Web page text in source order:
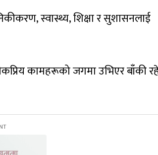
स्वास्थ्य, शिक्षा र सुशासनलाई
कामहरूको जगमा उभिएर बाँकी